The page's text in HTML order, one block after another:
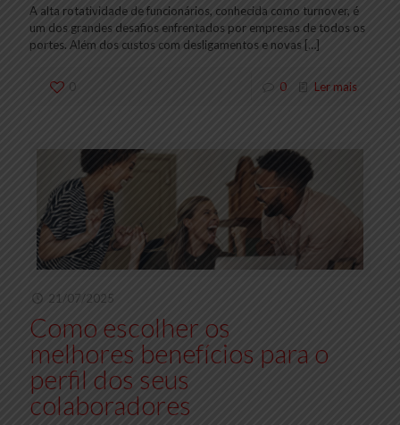
A alta rotatividade de funcionários, conhecida como turnover, é
um dos grandes desafios enfrentados por empresas de todos os
portes. Além dos custos com desligamentos e novas […]
0 0 Ler mais
21/07/2025
Como escolher os
melhores benefícios para o
perfil dos seus
colaboradores